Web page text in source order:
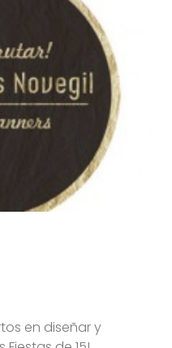
en diseñar y